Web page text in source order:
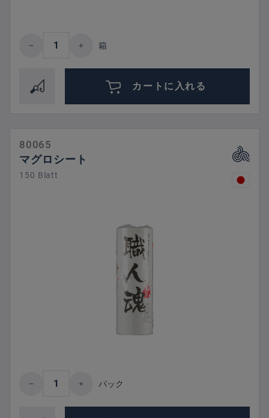
Product Quantity: Enter the desired
箱
カートに入れる
80065
マグロシート
150 Blatt
Product Quantity: Enter the desired
パック